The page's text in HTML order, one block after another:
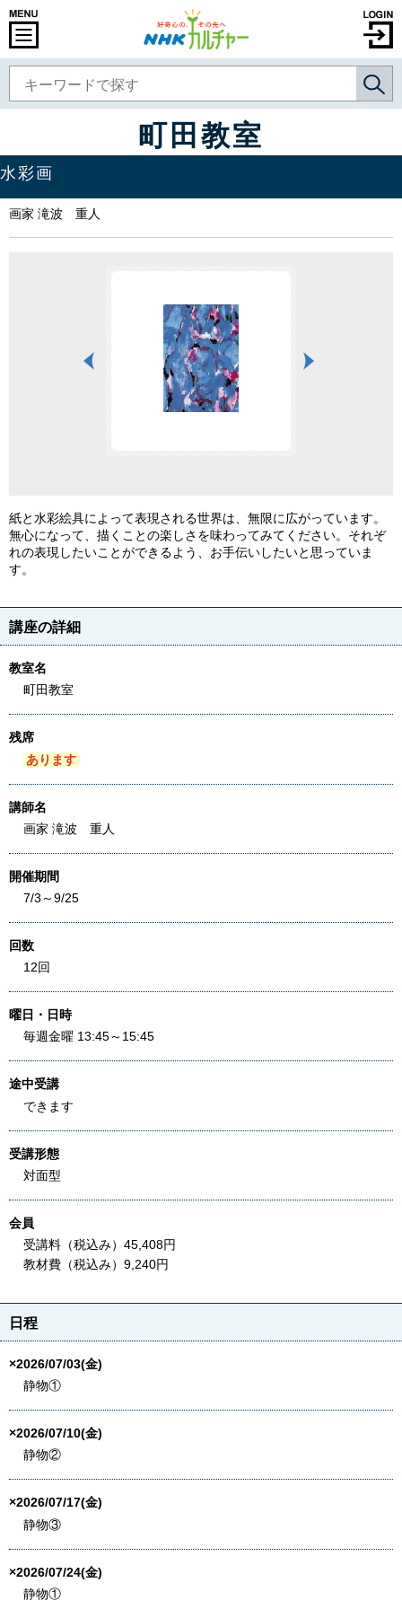
町田教室
水彩画
画家 滝波 重人
紙と水彩絵具によって表現される世界は、無限に広がっています。
無心になって、描くことの楽しさを味わってみてください。それぞ
れの表現したいことができるよう、お手伝いしたいと思っていま
す。
講座の詳細
教室名
町田教室
残席
あります
講師名
画家 滝波 重人
開催期間
7/3～9/25
回数
12回
曜日・日時
毎週金曜 13:45～15:45
途中受講
できます
受講形態
対面型
会員
受講料（税込み）45,408円
教材費（税込み）9,240円
日程
×2026/07/03(金)
静物①
×2026/07/10(金)
静物②
×2026/07/17(金)
静物③
×2026/07/24(金)
静物①